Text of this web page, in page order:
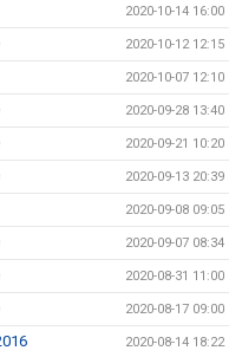
2020-10-14 16:00
2020-10-12 12:15
2020-10-07 12:10
2020-09-28 13:40
2020-09-21 10:20
2020-09-13 20:39
2020-09-08 09:05
2020-09-07 08:34
2020-08-31 11:00
2020-08-17 09:00
2020-08-14 18:22